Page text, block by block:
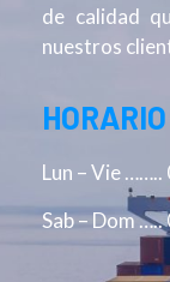
de calidad
nuestros
Lun – Vie ……..
Sab – Dom